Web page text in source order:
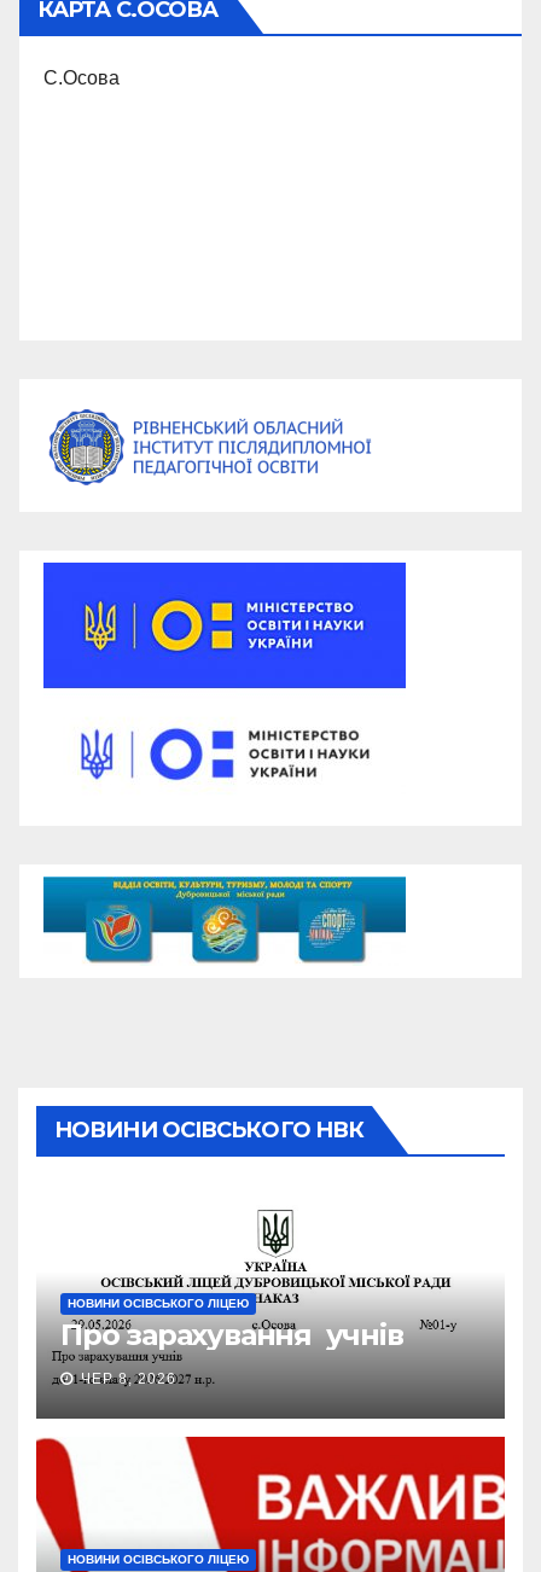
КАРТА С.ОСОВА
С.Осова
НОВИНИ ОСІВСЬКОГО НВК
НОВИНИ ОСІВСЬКОГО ЛІЦЕЮ
Про зарахування учнів
ЧЕР 8, 2026
НОВИНИ ОСІВСЬКОГО ЛІЦЕЮ